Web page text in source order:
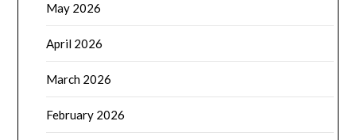
May 2026
April 2026
March 2026
February 2026